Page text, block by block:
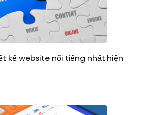
kế website nổi tiếng nhất hiện